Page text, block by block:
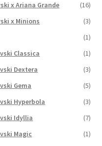
x Ariana Grande
(16)
x Minions
(3)
(1)
Classica
(1)
Dextera
(3)
Gema
(5)
Hyperbola
(3)
Idyllia
(7)
Magic
(1)